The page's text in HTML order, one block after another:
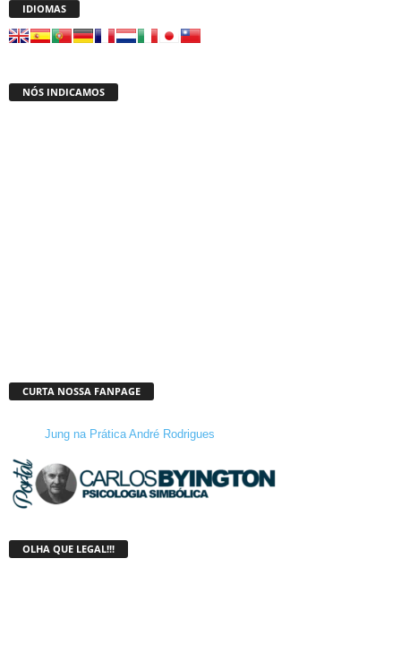
IDIOMAS
NÓS INDICAMOS
CURTA NOSSA FANPAGE
Jung na Prática André Rodrigues
OLHA QUE LEGAL!!!